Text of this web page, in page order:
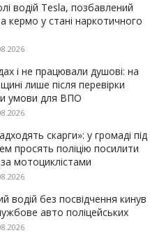
водій Tesla, позбавлений
кермо у стані наркотичного
і не працювали душові: на
лише після перевірки
умови для ВПО
скарги»: у громаді під
просять поліцію посилити
мотоциклістами
водій без посвідчення кинув
авто поліцейських